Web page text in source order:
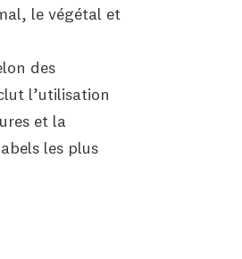
le végétal et
des
l’utilisation
et la
les plus